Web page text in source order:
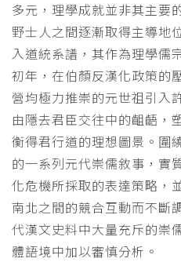
多元，理學成就並非其主要
野士人之間逐漸取得主導地
入道統系譜，其作為理學儒
初年，在伯顏反漢化政策的
營均極力推崇的元世祖引入
由隱去君臣交往中的齟齬，
衡得君行道的理想圖景。圍
的一系列元代崇儒敘事，實
化危機所採取的表達策略，
南北之間的競合互動而不斷
代漢文史料中大量充斥的崇
體語境中加以審慎分析。